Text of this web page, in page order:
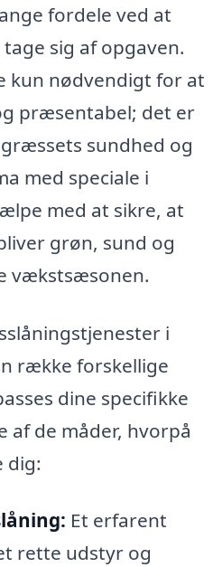
fordele ved at
sig af opgaven.
kun nødvendigt for at
præsentabel; det er
sundhed og
med speciale i
med at sikre, at
grøn, sund og
vækstsæsonen.
i
række forskellige
dine specifikke
af de måder, hvorpå
dig:
Et erfarent
rette udstyr og